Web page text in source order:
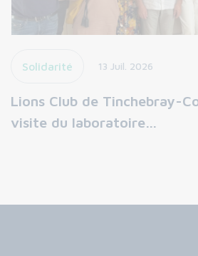
Solidarité 13 Juil. 2026
Lions Club de Tinchebray-
visite du laboratoire…